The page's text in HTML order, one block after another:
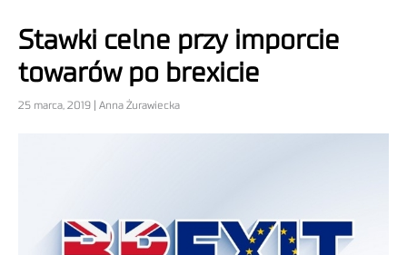
Stawki celne przy imporcie
towarów po brexicie
25 marca, 2019 | Anna Żurawiecka